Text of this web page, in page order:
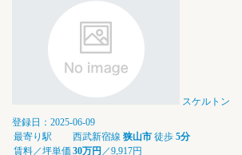
スケルトン
登録日：2025-06-09
最寄り駅
西武新宿線 狭山市 徒歩 5分
賃料／坪単価 30万円 ／9,917円